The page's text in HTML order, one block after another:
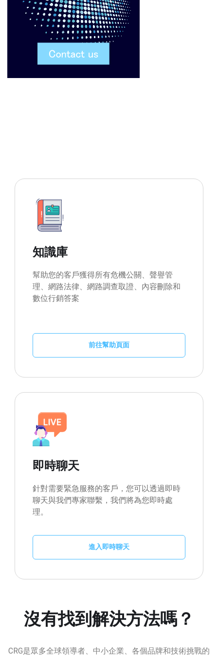
知識庫
幫助您的客戶獲得所有危機公關、聲譽管
理、網路法律、網路調查取證、內容刪除和
數位行銷答案
前往幫助頁面
即時聊天
針對需要緊急服務的客戶，您可以透過即時
聊天與我們專家聯繫，我們將為您即時處
理。
進入即時聊天
沒有找到解決方法嗎？
CRG是眾多全球領導者、中小企業、各個品牌和技術挑戰的